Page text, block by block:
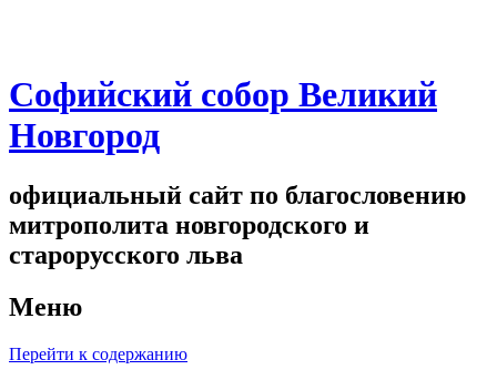
Софийский собор Великий
Новгород
официальный сайт по благословению
митрополита новгородского и
старорусского льва
Меню
Перейти к содержанию